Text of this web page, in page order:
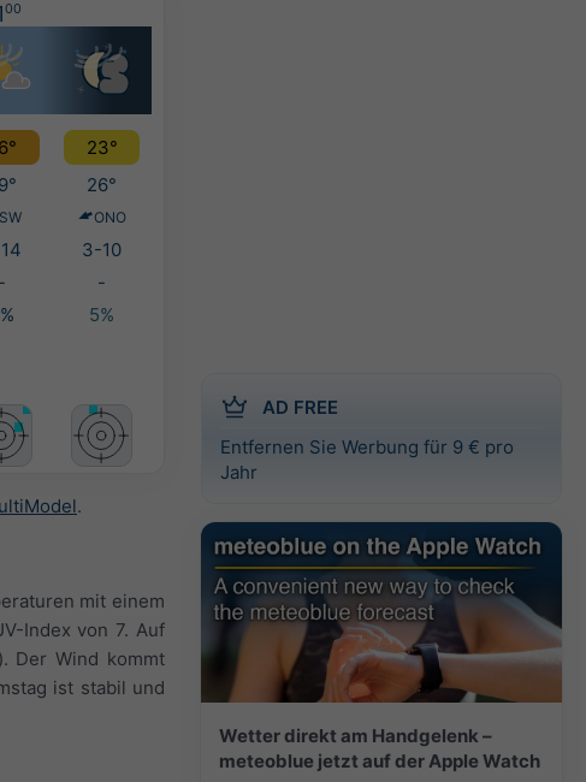
AD FREE
Entfernen Sie Werbung für 9 € pro
Jahr
Wetter direkt am Handgelenk –
meteoblue jetzt auf der Apple Watch
00
23°
26°
SW ONO
3-10
-
-
5%
.
mit einem
Index von 7. Auf
Der Wind kommt
ist stabil und